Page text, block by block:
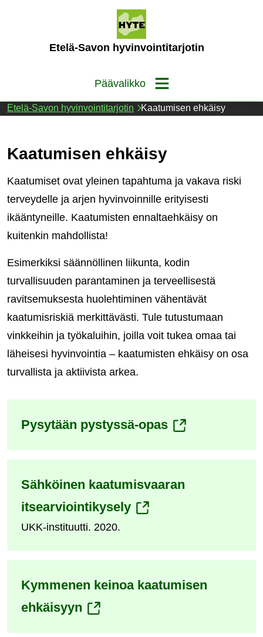
Etelä-Savon hyvinvointitarjotin
Päävalikko
Etelä-Savon hyvinvointitarjotin Kaatumisen ehkäisy
Kaatumisen ehkäisy
Kaatumiset ovat yleinen tapahtuma ja vakava riski
terveydelle ja arjen hyvinvoinnille erityisesti
ikääntyneille. Kaatumisten ennaltaehkäisy on
kuitenkin mahdollista!
Esimerkiksi säännöllinen liikunta, kodin
turvallisuuden parantaminen ja terveellisestä
ravitsemuksesta huolehtiminen vähentävät
kaatumisriskiä merkittävästi. Tule tutustumaan
vinkkeihin ja työkaluihin, joilla voit tukea omaa tai
läheisesi hyvinvointia – kaatumisten ehkäisy on osa
turvallista ja aktiivista arkea.
Pysytään pystyssä-opas(siirryt
toiseen
Sähköinen kaatumisvaaran
itsearviointikysely(siirryt
palveluun)
UKK-instituutti. 2020.
Kymmenen keinoa kaatumisen
ehkäisyyn (siirryt
toiseen